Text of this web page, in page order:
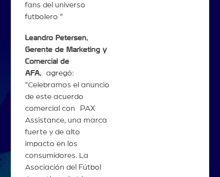
fans del universo
futbolero “
Leandro Petersen,
Gerente de Marketing y
Comercial de
AFA,agregó:
“Celebramos el anuncio
de este acuerdo
comercial con PAX
Assistance, una marca
fuerte y de alto
impacto en los
consumidores. La
Asociación del Fútbol